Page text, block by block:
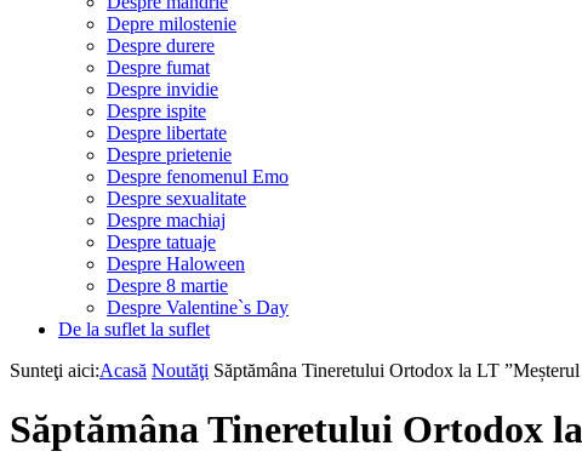
Depre milostenie
Despre durere
Despre fumat
Despre invidie
Despre ispite
Despre libertate
Despre prietenie
Despre fenomenul Emo
Despre sexualitate
Despre machiaj
Despre tatuaje
Despre Haloween
Despre 8 martie
Despre Valentine`s Day
De la suflet la suflet
Sunteţi aici:Acasă Noutăţi Săptămâna Tineretului Ortodox la LT
Săptămâna Tineretului Ortodox